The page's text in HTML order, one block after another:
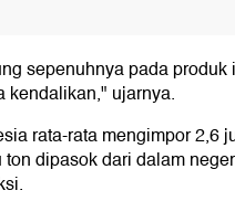
sepenuhnya pada produk
kendalikan," ujarnya.
rata-rata mengimpor 2,6
dipasok dari dalam